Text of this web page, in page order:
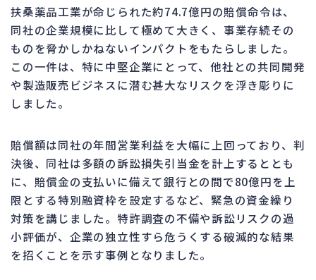
扶桑薬品工業が命じられた約74.7億円の賠償命令は、
同社の企業規模に比して極めて大きく、事業存続その
ものを脅かしかねないインパクトをもたらしました。
この一件は、特に中堅企業にとって、他社との共同開発
や製造販売ビジネスに潜む甚大なリスクを浮き彫りに
しました。
賠償額は同社の年間営業利益を大幅に上回っており、判
決後、同社は多額の訴訟損失引当金を計上するととも
に、賠償金の支払いに備えて銀行との間で80億円を上
限とする特別融資枠を設定するなど、緊急の資金繰り
対策を講じました。特許調査の不備や訴訟リスクの過
小評価が、企業の独立性すら危うくする破滅的な結果
を招くことを示す事例となりました。